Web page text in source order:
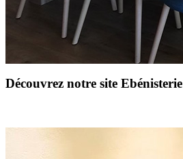
Découvrez notre site Ebénisterie